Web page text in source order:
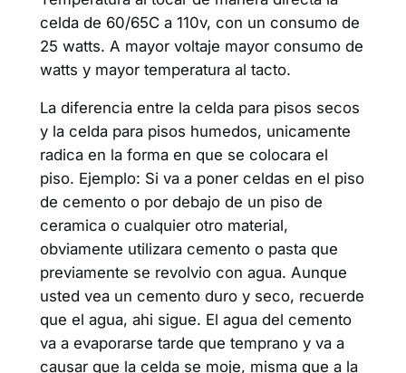
celda de 60/65C a 110v, con un consumo de
25 watts. A mayor voltaje mayor consumo de
watts y mayor temperatura al tacto.
La diferencia entre la celda para pisos secos
y la celda para pisos humedos, unicamente
radica en la forma en que se colocara el
piso. Ejemplo: Si va a poner celdas en el piso
de cemento o por debajo de un piso de
ceramica o cualquier otro material,
obviamente utilizara cemento o pasta que
previamente se revolvio con agua. Aunque
usted vea un cemento duro y seco, recuerde
que el agua, ahi sigue. El agua del cemento
va a evaporarse tarde que temprano y va a
causar que la celda se moje, misma que a la